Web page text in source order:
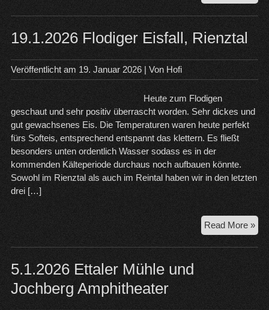
19.1.2026 Flodiger Eisfall, Rienztal
Veröffentlicht am 19. Januar 2026| Von Hofi
Heute zum Flodigen
geschaut und sehr positiv überrascht worden. Sehr dickes und
gut gewachsenes Eis. Die Temperaturen waren heute perfekt
fürs Softeis, entsprechend entspannt das klettern. Es fließt
besonders unten ordentlich Wasser sodass es in der
kommenden Kälteperiode durchaus noch aufbauen könnte.
Sowohl im Rienztal als auch im Reintal haben wir in den letzten
drei […]
Read More »
5.1.2026 Ettaler Mühle und
Jochberg Amphitheater